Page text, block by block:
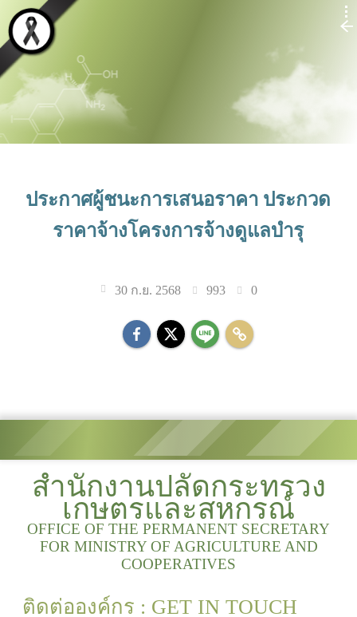
ประกาศผู้ชนะการเสนอราคา ประกวด
ราคาจ้างโครงการจ้างดูแลบำรุ
30 ก.ย. 2568 993 0
สำนักงานปลัดกระทรวง
เกษตรและสหกรณ์
OFFICE OF THE PERMANENT SECRETARY
FOR MINISTRY OF AGRICULTURE AND
COOPERATIVES
ติดต่อองค์กร : GET IN TOUCH